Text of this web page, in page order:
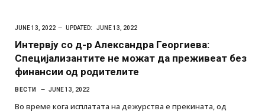
JUNE 13, 2022 UPDATED: JUNE 13, 2022
Интервју со д-р Александра Георгиева:
Специјализантите не можат да преживеат без
финансии од родителите
ВЕСТИ JUNE 13, 2022
Во време кога исплатата на дежурства е прекината, од